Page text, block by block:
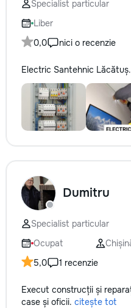
Specialist particular
Liber
0,0
nici o recenzie
Electric Santehnic
Dumitru
Specialist particular
Ocupat
5,0
1 recenzie
Execut construcții și
case și oficii. citește tot